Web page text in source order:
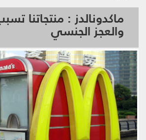
ماكدونالدز : منتجاتنا
والعجز الجنسي